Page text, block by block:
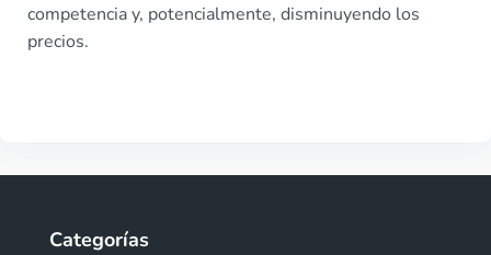
competencia y, potencialmente, disminuyendo los
precios.
Categorías